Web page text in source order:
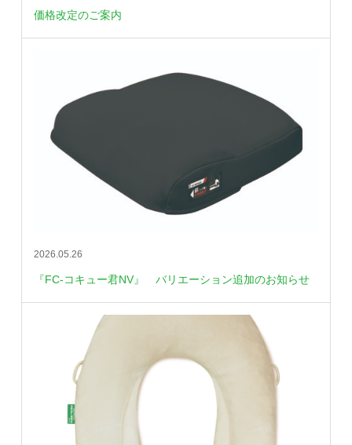
価格改定のご案内
2026.05.26
『FC-コキュー君NV』 バリエーション追加のお知らせ